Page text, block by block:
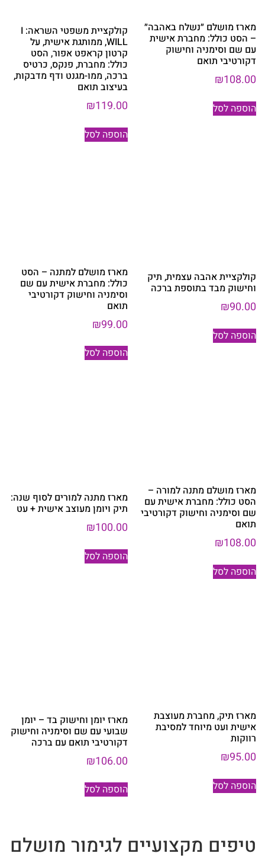
מארז מושלם ״נשלח באהבה״
– הסט כולל: מחברת אישית
עם שם וסימניה וחישוק
דקורטיבי תואם
₪108.00
הוספה לסל
קולקציית משפטי השראה: I
WILL, ממותגת אישית, על
קרטון קראפט אפור, הסט
כולל: מחברת, פנקס, כרטיס
ברכה, ממו-מגנט ודף מדבקות,
בעיצוב תואם
₪119.00
הוספה לסל
קולקציית אהבה עצמית, תיק
וחישוק מבד בתוספת ברכה
₪90.00
הוספה לסל
מארז מושלם למתנה – הסט
כולל: מחברת אישית עם שם
וסימניה וחישוק דקורטיבי
תואם
₪99.00
הוספה לסל
מארז מושלם מתנה למורה –
הסט כולל: מחברת אישית עם
שם וסימניה וחישוק דקורטיבי
תואם
₪108.00
הוספה לסל
מארז מתנה למורים לסוף שנה:
תיק ויומן מעוצב אישית + עט
₪100.00
הוספה לסל
מארז תיק, מחברת מעוצבת
אישית ועט מיוחד למסיבת
רווקות
₪95.00
הוספה לסל
מארז יומן וחישוק בד – יומן
שבועי עם שם וסימניה וחישוק
דקורטיבי תואם עם ברכה
₪106.00
הוספה לסל
טיפים מקצועיים לגימור מושלם